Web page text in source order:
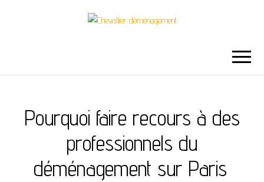
DÉMÉNAGEMENT
Pourquoi faire recours à des
professionnels du
déménagement sur Paris